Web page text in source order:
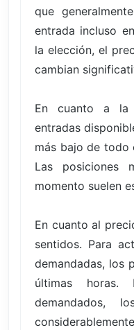
que
entrada incluso
la elección, el
cambian
En cuanto a la
entradas
más bajo de todo
Las posiciones
momento suelen
En cuanto al
sentidos. Para
demandadas, los
últimas horas.
demandados,